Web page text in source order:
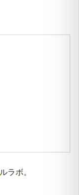
ルラボ。